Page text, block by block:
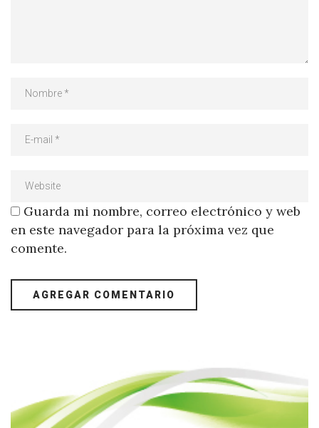
Guarda mi nombre, correo electrónico y web
en este navegador para la próxima vez que
comente.